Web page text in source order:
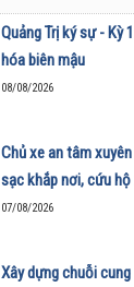
Quảng Trị ký sự - Kỳ
hóa biên mậu
08/08/2026
Chủ xe an tâm
sạc khắp nơi, cứu
07/08/2026
Xây dựng chuỗi